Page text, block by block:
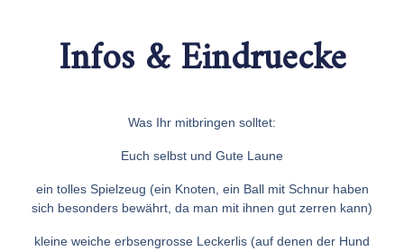
Infos & Eindruecke
Was Ihr mitbringen solltet:
Euch selbst und Gute Laune
ein tolles Spielzeug (ein Knoten, ein Ball mit Schnur haben
sich besonders bewährt, da man mit ihnen gut zerren kann)
kleine weiche erbsengrosse Leckerlis (auf denen der Hund